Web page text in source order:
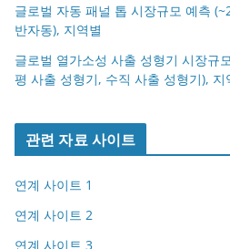
글로벌 자동 패널 톱 시장규모 예측
반자동), 지역별
글로벌 열가소성 사출 성형기 시장규
평 사출 성형기, 수직 사출 성형기), 지
관련 자료 사이트
연계 사이트 1
연계 사이트 2
연계 사이트 3